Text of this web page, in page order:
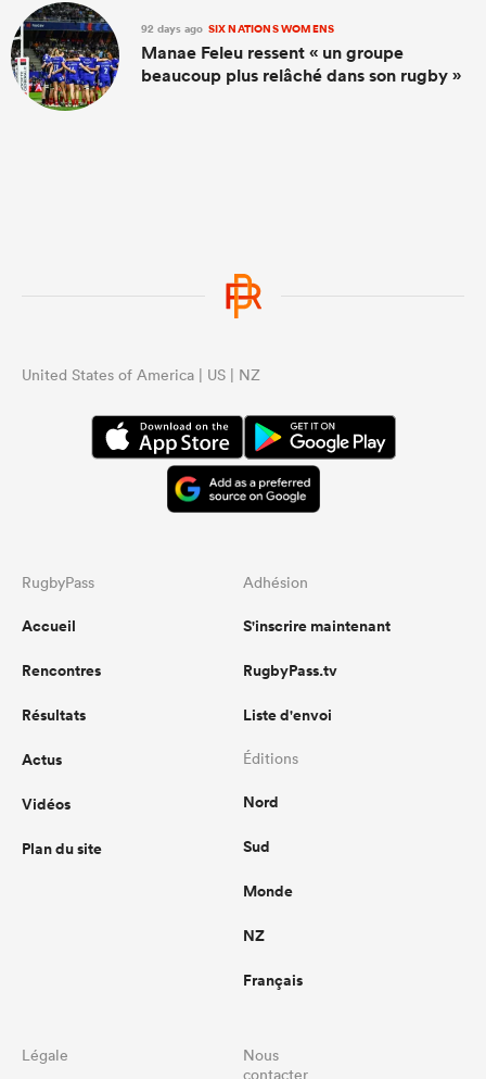
92 days ago SIX NATIONS WOMENS
Manae Feleu ressent « un groupe
beaucoup plus relâché dans son rugby »
United States of America | US | NZ
RugbyPass
Accueil
Rencontres
Résultats
Actus
Vidéos
Plan du site
Adhésion
S'inscrire maintenant
RugbyPass.tv
Liste d'envoi
Éditions
Nord
Sud
Monde
NZ
Français
Légale
Nous
contacter